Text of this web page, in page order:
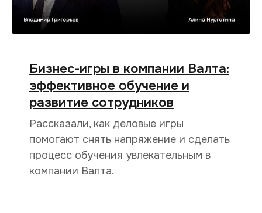
Бизнес-игры в компании Валта:
эффективное обучение и
развитие сотрудников
Рассказали, как деловые игры
помогают снять напряжение и сделать
процесс обучения увлекательным в
компании Валта.